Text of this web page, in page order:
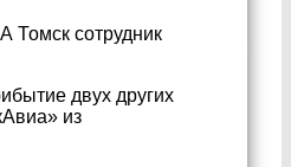
Томск сотрудник
двух других
из